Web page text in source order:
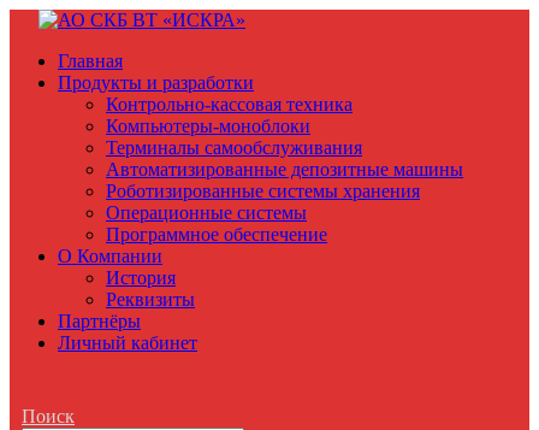
Главная
Продукты и разработки
Контрольно-кассовая техника
Компьютеры-моноблоки
Терминалы самообслуживания
Автоматизированные депозитные машины
Роботизированные системы хранения
Операционные системы
Программное обеспечение
О Компании
История
Реквизиты
Партнёры
Личный кабинет
Поиск